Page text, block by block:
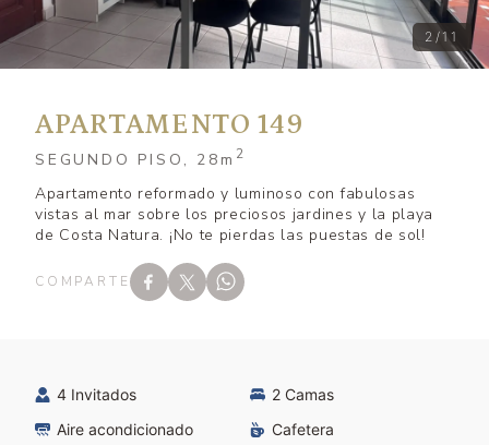
2/11
APARTAMENTO 149
SEGUNDO PISO, 28m 2
Apartamento reformado y luminoso con fabulosas
vistas al mar sobre los preciosos jardines y la playa
de Costa Natura. ¡No te pierdas las puestas de sol!
COMPARTE
4 Invitados
2 Camas
Aire acondicionado
Cafetera